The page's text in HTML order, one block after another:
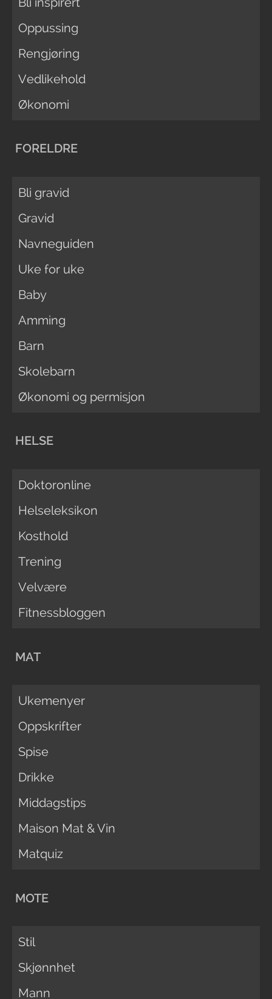
Oppussing
Rengjøring
Vedlikehold
Økonomi
FORELDRE
Bli gravid
Gravid
Navneguiden
Uke for uke
Baby
Amming
Barn
Skolebarn
Økonomi og permisjon
HELSE
Doktoronline
Helseleksikon
Kosthold
Trening
Velvære
Fitnessbloggen
MAT
Ukemenyer
Oppskrifter
Spise
Drikke
Middagstips
Maison Mat & Vin
Matquiz
MOTE
Stil
Skjønnhet
Mann